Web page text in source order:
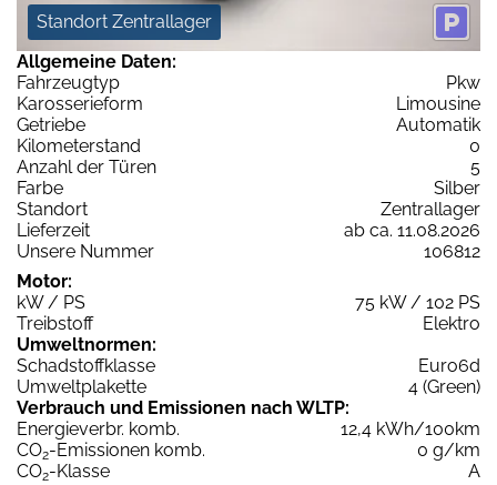
Standort Zentrallager
Allgemeine Daten:
Fahrzeugtyp
Pkw
Karosserieform
Limousine
Getriebe
Automatik
Kilometerstand
0
Anzahl der Türen
5
Farbe
Silber
Standort
Zentrallager
Lieferzeit
ab ca. 11.08.2026
Unsere Nummer
106812
Motor:
kW / PS
75 kW / 102 PS
Treibstoff
Elektro
Umweltnormen:
Schadstoffklasse
Euro6d
Umweltplakette
4 (Green)
Verbrauch und Emissionen nach WLTP:
Energieverbr. komb.
12,4 kWh/100km
CO2-Emissionen komb.
0 g/km
CO2-Klasse
A